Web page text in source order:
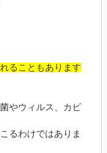
ることもあります
やウィルス、カビ
るわけではありま